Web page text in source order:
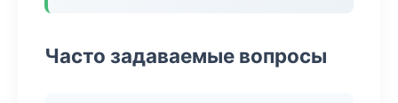
Часто задаваемые вопросы